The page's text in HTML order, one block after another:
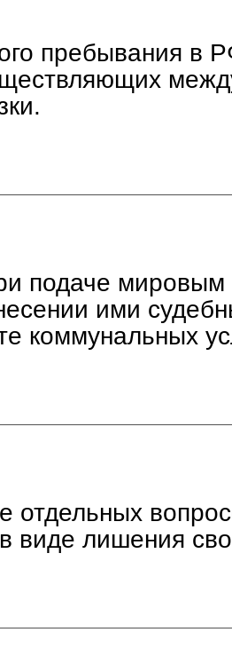
пребывания в
подаче мировым
ими
коммунальных
отдельных
виде лишения